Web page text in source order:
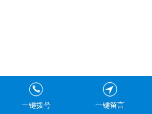
一键拨号 一键留言